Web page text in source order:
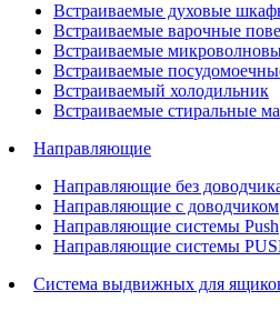
Встраиваемые духовые
Встраиваемые варочные
Встраиваемые
Встраиваемые
Встраиваемый холодильник
Встраиваемые стиральные
Направляющие
Направляющие без
Направляющие с доводчиком
Направляющие системы Push
Направляющие системы
Система выдвижных для